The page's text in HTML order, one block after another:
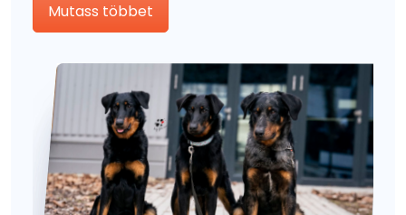
Mutass többet